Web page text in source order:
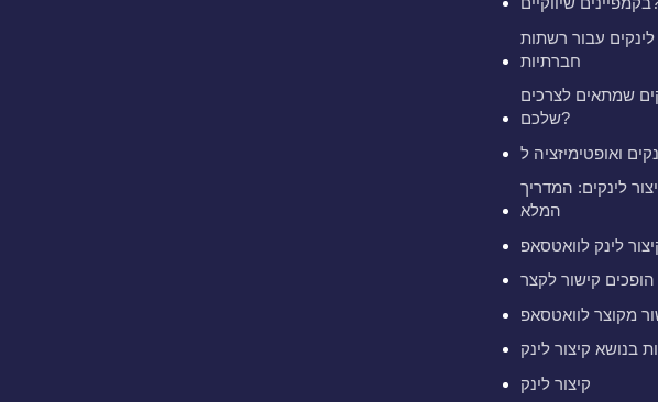
עבור רשתות
חברתיות
שמתאים לצרכים
שלכם?
לינקים: המדריך
המלא
לינק לוואטסאפ
הופכים קישור לקצר
בנושא קיצור לינק
קיצור לינק